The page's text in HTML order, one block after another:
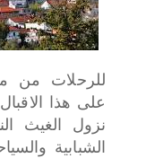
للرحلات من
على هذا
نزول الغيث
الشبابية